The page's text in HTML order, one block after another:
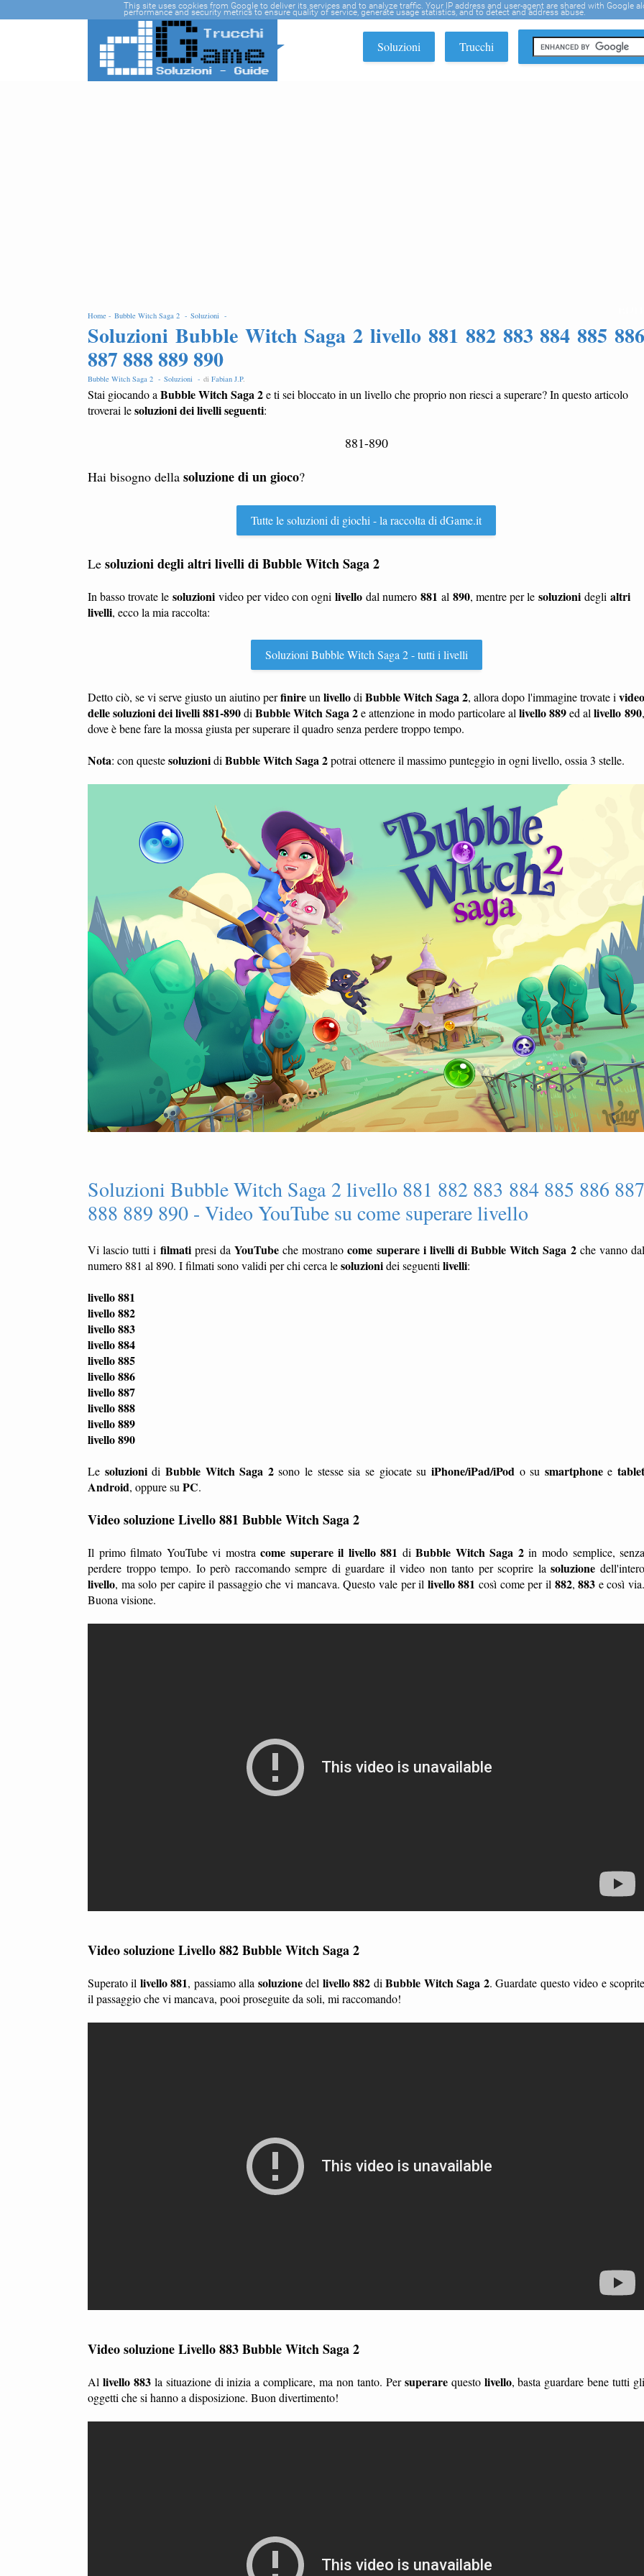
Soluzioni Trucchi
Home - Bubble Witch Saga 2 - Soluzioni -
Soluzioni Bubble Witch Saga 2 livello 881 882 883 884 885 886
887 888 889 890
Bubble Witch Saga 2 - Soluzioni - di Fabian J.P.
Stai giocando a Bubble Witch Saga 2e ti sei bloccato in un livello che proprio non riesci a superare? In questo articolo
troverai lesoluzioni dei livelli seguenti:
881-890
Hai bisogno della soluzione di un gioco?
Tutte le soluzioni di giochi - la raccolta di dGame.it
Le soluzioni degli altri livelli di Bubble Witch Saga 2
In basso trovate le soluzioni video per video con ogni livello dal numero 881 al 890, mentre per le soluzioni degli altri
livelli, ecco la mia raccolta:
Soluzioni Bubble Witch Saga 2 - tutti i livelli
Detto ciò, se vi serve giusto un aiutino perfinireun livellodi Bubble Witch Saga 2, allora dopo l'immagine trovate i video
delle soluzioni dei livelli 881-890di Bubble Witch Saga 2e attenzione in modo particolare al livello 889ed al livello 890,
dove è bene fare la mossa giusta per superare il quadro senza perdere troppo tempo.
Nota: con questesoluzionidi Bubble Witch Saga 2potrai ottenere il massimo punteggio in ogni livello, ossia 3 stelle.
Soluzioni Bubble Witch Saga 2 livello 881 882 883 884 885 886 887
888 889 890 - Video YouTube su come superare livello
Vi lascio tutti i filmatipresi daYouTube che mostranocome superare i livelli di Bubble Witch Saga 2che vanno
numero 881 al 890. I filmati sono validi per chi cerca lesoluzionidei seguenti livelli:
livello 881
livello 882
livello 883
livello 884
livello 885
livello 886
livello 887
livello 888
livello 889
livello 890
Le soluzionidi Bubble Witch Saga 2sono le stesse sia se giocate su iPhone/iPad/iPod o su smartphonee
Android, oppure su PC.
Video soluzione Livello 881 Bubble Witch Saga 2
Il primo filmato YouTube vi mostracome superare il livello 881 diBubble Witch Saga 2in modo semplice,
perdere troppo tempo. Io però raccomando sempre di guardare il video non tanto per scoprire lasoluzione
livello, ma solo per capire il passaggio che vi mancava. Questo vale per il livello 881 così come per il 882,883 e così via.
Buona visione.
Video soluzione Livello 882 Bubble Witch Saga 2
Superato il livello 881, passiamo alla soluzionedel livello 882 diBubble Witch Saga 2. Guardate questo video e
il passaggio che vi mancava, pooi proseguite da soli, mi raccomando!
Video soluzione Livello 883 Bubble Witch Saga 2
Al livello 883la situazione di inizia a complicare, ma non tanto. Persuperarequesto livello, basta guardare bene tutti
oggetti che si hanno a disposizione. Buon divertimento!
This site uses cookies from Google to deliver its services and to analyze traffic. Your IP address and user-agent are shared with Google
performance and security metrics to ensure quality of service, generate usage statistics, and to detect and address abuse.